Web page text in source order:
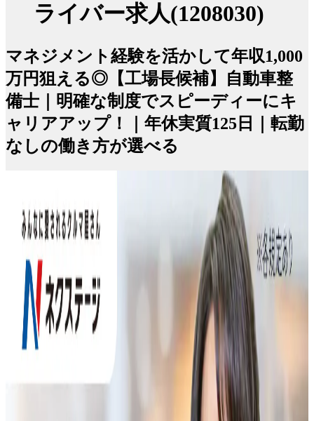
ライバー求人(1208030)
マネジメント経験を活かして年収1,000
万円狙える◎【工場長候補】自動車整
備士｜明確な制度でスピーディーにキ
ャリアアップ！｜年休実質125日｜転勤
なしの働き方が選べる